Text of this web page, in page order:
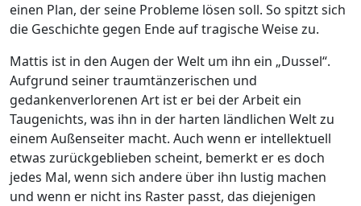
einen Plan, der seine Probleme lösen soll. So spitzt sich
die Geschichte gegen Ende auf tragische Weise zu.
Mattis ist in den Augen der Welt um ihn ein „Dussel“.
Aufgrund seiner traumtänzerischen und
gedankenverlorenen Art ist er bei der Arbeit ein
Taugenichts, was ihn in der harten ländlichen Welt zu
einem Außenseiter macht. Auch wenn er intellektuell
etwas zurückgeblieben scheint, bemerkt er es doch
jedes Mal, wenn sich andere über ihn lustig machen
und wenn er nicht ins Raster passt, das diejenigen